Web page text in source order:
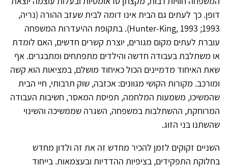
דופן. כך לעתים גם הבית אינו דומה לבית שעזב ההורה (נריה,
1993; Hunter-King, 1993). בתקופת ההיעדרות המשפחה
עוברת לעתים מקום מגורים, יוצרת קשרים חדשים, האם לומדת
או משתלבת בעבודה חדשה והילדים מתפתחים ומתבגרים. אף
שאת האיחוד מדמיינים הכול כאיחוד מושלם, במציאות הוא קשה
ומורכב. מקורות הקושי מגוונים: אכזבה, שוק תרבותי, חיי הבית
שהמשיכו, משמעות המלחמה, תפיסת המאסר, חשיבות העבודה
המרוחקת, ההשתלבות במשפחה, השגרה שממשיכה והשינוי
שהשתנו בני הזוג.
השניים זקוקים לזמן להכיר מחדש זה את זה ולדון מחדש
בחלוקת התפקידים, בציפיות ההדדיות ובעצמאות. בייחוד